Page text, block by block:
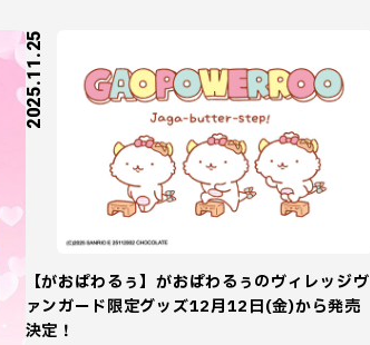
2025.11.25
【がおぱわるぅ】がおぱわるぅのヴィレッジヴ
ァンガード限定グッズ12月12日(金)から発売
決定！